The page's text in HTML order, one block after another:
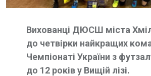
Вихованці ДЮСШ міста
до четвірки найкращих
Чемпіонаті України з
до 12 років у Вищій лізі.